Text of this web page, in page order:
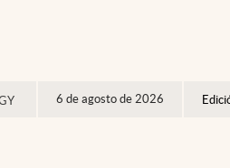
6 de agosto de 2026